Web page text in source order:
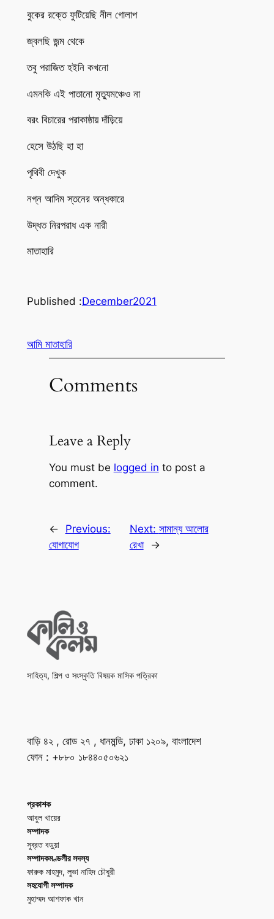
বুকের রক্তে ফুটিয়েছি নীল গোলাপ
জ্বলছি জন্ম থেকে
তবু পরাজিত হইনি কখনো
এমনকি এই পাতানো মৃত্যুমঞ্চেও না
বরং বিচারের পরাকাষ্ঠায় দাঁড়িয়ে
হেসে উঠছি হা হা
পৃথিবী দেখুক
নগ্ন আদিম স্তনের অন্ধকারে
উদ্ধত নিরপরাধ এক নারী
মাতাহারি
Published :December2021
আমি মাতাহারি
Comments
Leave a Reply
You must be logged in to post a
comment.
←
Previous:
যোগাযোগ
Next: সামান্য আলোর
রেখা
→
সাহিত্য, শিল্প ও সংস্কৃতি বিষয়ক মাসিক পত্রিকা
বাড়ি ৪২ , রোড ২৭ , ধানমন্ডি, ঢাকা ১২০৯, বাংলাদেশ
ফোন : +৮৮০ ১৮৪৪০৫০৬২১
প্রকাশক
আবুল খায়ের
সম্পাদক
সুব্রত বড়ুয়া
সম্পাদকমণ্ডলীর সদস্য
ফারুক মাহমুদ, লুভা নাহিদ চৌধুরী
সহযোগী সম্পাদক
মুহাম্মদ আশফাক খান